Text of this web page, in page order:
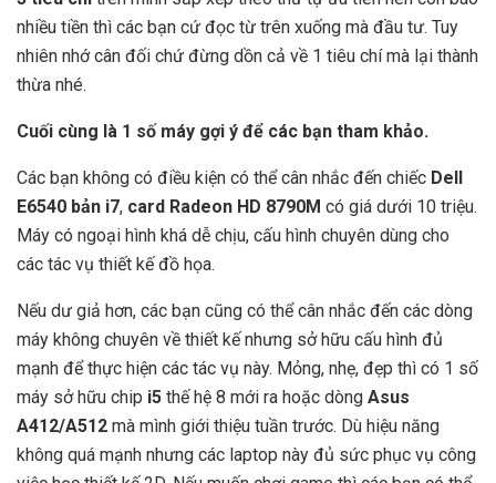
nhiều tiền thì các bạn cứ đọc từ trên xuống mà đầu tư. Tuy
nhiên nhớ cân đối chứ đừng dồn cả về 1 tiêu chí mà lại thành
thừa nhé.
Cuối cùng là 1 số máy gợi ý để các bạn tham khảo.
Các bạn không có điều kiện có thể cân nhắc đến chiếc Dell
E6540 bản i7, card Radeon HD 8790M có giá dưới 10 triệu.
Máy có ngoại hình khá dễ chịu, cấu hình chuyên dùng cho
các tác vụ thiết kế đồ họa.
Nếu dư giả hơn, các bạn cũng có thể cân nhắc đến các dòng
máy không chuyên về thiết kế nhưng sở hữu cấu hình đủ
mạnh để thực hiện các tác vụ này. Mỏng, nhẹ, đẹp thì có 1 số
máy sở hữu chip i5 thế hệ 8 mới ra hoặc dòng Asus
A412/A512 mà mình giới thiệu tuần trước. Dù hiệu năng
không quá mạnh nhưng các laptop này đủ sức phục vụ công